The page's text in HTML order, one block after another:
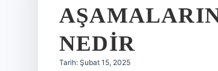
NEDIR
Tarih: Şubat 15, 2025